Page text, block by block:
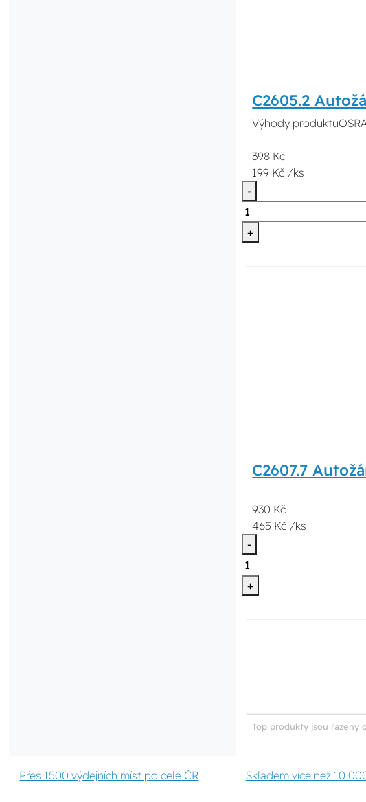
C2605.2
Výhody
398 Kč
199 Kč /ks
-
+
C2607.7
930 Kč
465 Kč /ks
-
+
Top produkty jsou řazeny
Přes 1500 výdejních míst po celé ČR Skladem více než 10